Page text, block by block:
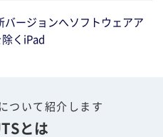
バージョンへソフトウェアア
くiPad
ついて紹介します
とは